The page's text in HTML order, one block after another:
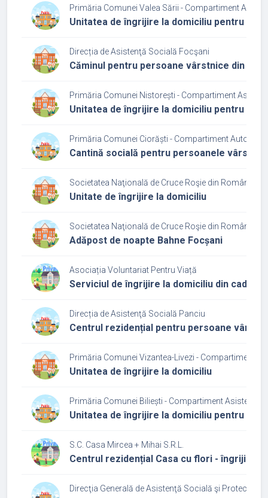
Primăria Comunei Valea Sării - Compartiment
Unitatea de îngrijire la domiciliu pentru
Direcția de Asistenţă Socială Focşani
Căminul pentru persoane vârstnice din
Primăria Comunei Nistorești - Compartiment
Unitatea de îngrijire la domiciliu pentru
Primăria Comunei Ciorăști - Compartiment
Cantină socială pentru persoanele
Societatea Naţională de Cruce Roşie din România
Unitate de îngrijire la domiciliu
Societatea Naţională de Cruce Roşie din România
Adăpost de noapte Bahne Focșani
Asociația Voluntariat Pentru Viață
Serviciul de îngrijire la domiciliu din cadrul
Direcția de Asistenţă Socială Panciu
Centrul rezidențial pentru persoane
Primăria Comunei Vizantea-Livezi - Compartiment
Unitatea de îngrijire la domiciliu
Primăria Comunei Biliești - Compartiment Asistență
Unitatea de îngrijire la domiciliu pentru
S.C. Casa Mircea + Mihai S.R.L.
Centrul rezidențial Casa cu flori - îngrijire
Direcţia Generală de Asistenţă Socială şi Protecţia